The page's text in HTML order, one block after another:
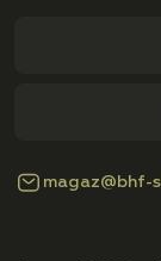
magaz@bhf-